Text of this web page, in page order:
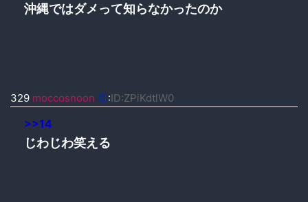
沖縄ではダメって知らなかったのか
329 moccosnoon ID:ID:ZPiKdtlW0
>>14
じわじわ笑える